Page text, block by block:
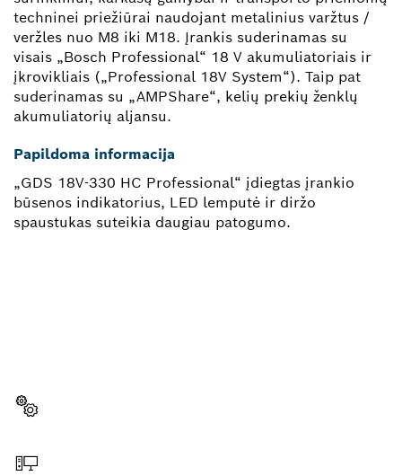
techninei priežiūrai naudojant metalinius varžtus /
veržles nuo M8 iki M18. Įrankis suderinamas su
visais „Bosch Professional“ 18 V akumuliatoriais ir
įkrovikliais („Professional 18V System“). Taip pat
suderinamas su „AMPShare“, kelių prekių ženklų
akumuliatorių aljansu.
Papildoma informacija
„GDS 18V-330 HC Professional“ įdiegtas įrankio
būsenos indikatorius, LED lemputė ir diržo
spaustukas suteikia daugiau patogumo.